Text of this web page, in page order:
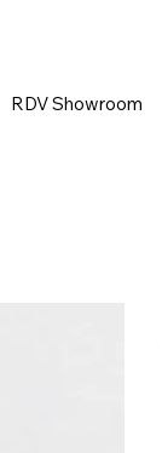
RDV Showroom